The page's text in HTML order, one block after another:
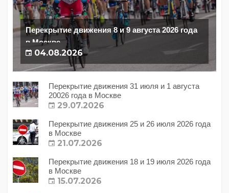
Перекрытие движения 8 и 9 августа 2026 года
в Москве
04.08.2026
Перекрытие движения 31 июля и 1 августа
20026 года в Москве
29.07.2026
Перекрытие движения 25 и 26 июля 2026 года
в Москве
21.07.2026
Перекрытие движения 18 и 19 июля 2026 года
в Москве
15.07.2026